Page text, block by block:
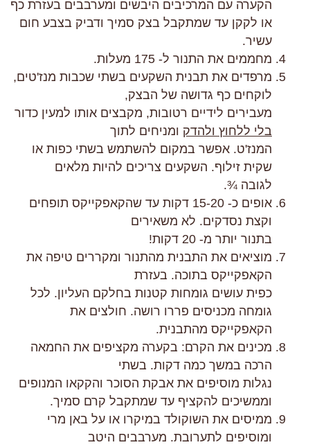
הקערה עם המרכיבים היבשים ומערבבים בעזרת כף
או לקקן עד שמתקבל בצק סמיך ודביק בצבע חום
עשיר.
מחממים את התנור ל- 175 מעלות.
מרפדים את תבנית השקעים בשתי שכבות מנז'טים,
לוקחים כף גדושה של הבצק,
מעבירים לידיים רטובות, מקבצים אותו למעין כדור
בלי ללחוץ ולהדק ומניחים לתוך
המנז'ט. אפשר במקום להשתמש בשתי כפות או
שקית זילוף. השקעים צריכים להיות מלאים
לגובה ¾.
אופים כ- 15-20 דקות עד שהקאפקייקס תופחים
וקצת נסדקים. לא משאירים
בתנור יותר מ- 20 דקות!
מוציאים את התבנית מהתנור ומקררים טיפה את
הקאפקייקס בתוכה. בעזרת
כפית עושים גומחות קטנות בחלקם העליון. לכל
גומחה מכניסים פררו רושה. חולצים את
הקאפקייקס מהתבנית.
מכינים את הקרם: בקערה מקציפים את החמאה
הרכה במשך כמה דקות. בשתי
נגלות מוסיפים את אבקת הסוכר והקקאו המנופים
וממשיכים להקציף עד שמתקבל קרם סמיך.
ממיסים את השוקולד במיקרו או על באן מרי
ומוסיפים לתערובת. מערבבים היטב